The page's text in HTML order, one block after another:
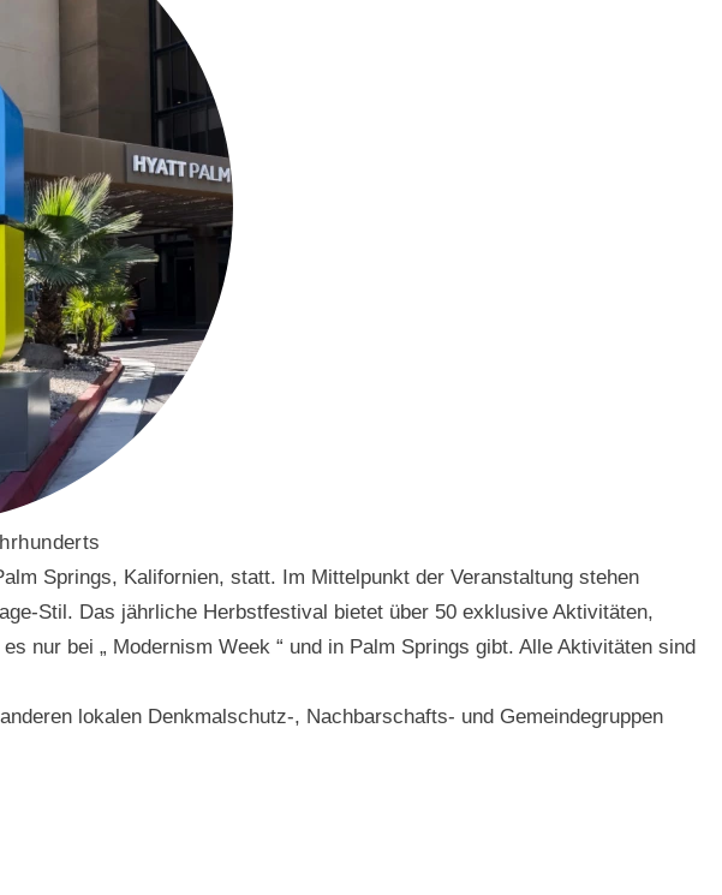
Springs, Kalifornien, statt. Im Mittelpunkt der Veranstaltung stehen
Stil. Das jährliche Herbstfestival bietet über 50 exklusive Aktivitäten,
nur bei „ Modernism Week “ und in Palm Springs gibt. Alle Aktivitäten sind
lokalen Denkmalschutz-, Nachbarschafts- und Gemeindegruppen